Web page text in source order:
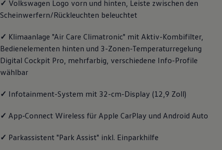
Volkswagen Apps, Login und Shop
Handy und Fahrzeug verbinden
Über Ihr Auto
Vorgängermodelle
Kundeninformationen
Volkswagen Kundenbetreuung
Warn- und Kontrollleuchten
Live Beratung
Lifestyle
Transport
Elektromobilität
✓ Volkswagen Logo vorn und hinten, Leiste zwischen den
Scheinwerfern/Rückleuchten beleuchtet
✓ Klimaanlage "Air Care Climatronic" mit Aktiv-Kombifilter,
Bedienelementen hinten und 3-Zonen-Temperaturregelung
Digital Cockpit Pro, mehrfarbig, verschiedene Info-Profile
wählbar
✓ Infotainment-System mit 32-cm-Display (12,9 Zoll)
✓ App‑Connect Wireless für Apple CarPlay und Android Auto
✓ Parkassistent "Park Assist" inkl. Einparkhilfe